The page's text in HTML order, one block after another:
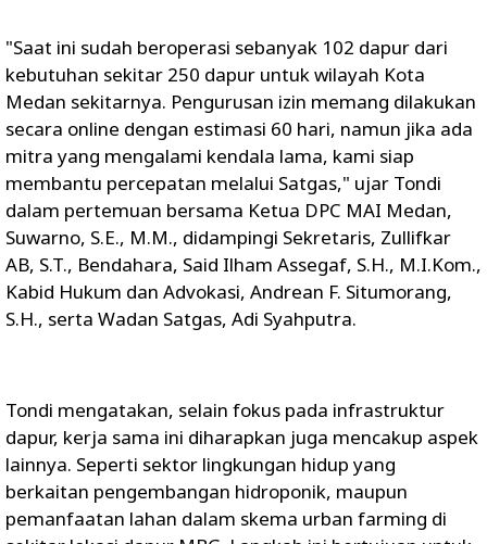
"Saat ini sudah beroperasi sebanyak 102 dapur dari
kebutuhan sekitar 250 dapur untuk wilayah Kota
Medan sekitarnya. Pengurusan izin memang dilakukan
secara online dengan estimasi 60 hari, namun jika ada
mitra yang mengalami kendala lama, kami siap
membantu percepatan melalui Satgas," ujar Tondi
dalam pertemuan bersama Ketua DPC MAI Medan,
Suwarno, S.E., M.M., didampingi Sekretaris, Zullifkar
AB, S.T., Bendahara, Said Ilham Assegaf, S.H., M.I.Kom.,
Kabid Hukum dan Advokasi, Andrean F. Situmorang,
S.H., serta Wadan Satgas, Adi Syahputra.
Tondi mengatakan, selain fokus pada infrastruktur
dapur, kerja sama ini diharapkan juga mencakup aspek
lainnya. Seperti sektor lingkungan hidup yang
berkaitan pengembangan hidroponik, maupun
pemanfaatan lahan dalam skema urban farming di